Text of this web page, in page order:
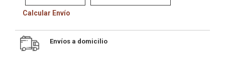
Calcular Envío
Envíos a domicilio